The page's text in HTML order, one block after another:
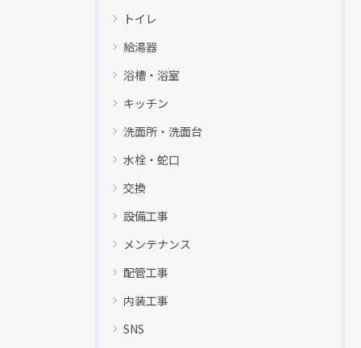
トイレ
給湯器
浴槽・浴室
キッチン
洗面所・洗面台
水栓・蛇口
交換
設備工事
メンテナンス
配管工事
内装工事
SNS